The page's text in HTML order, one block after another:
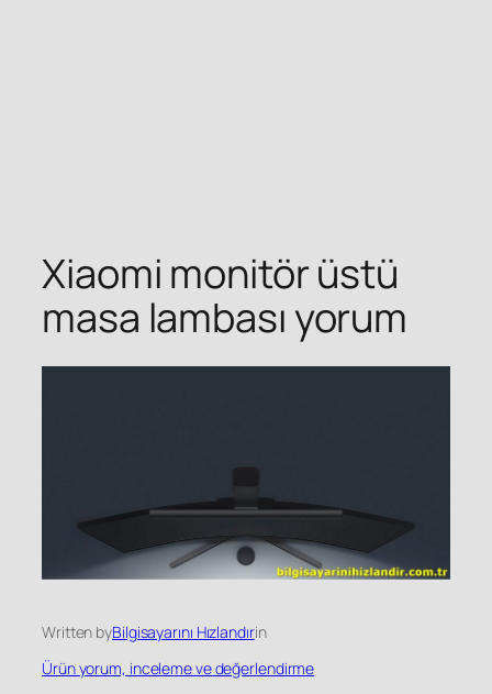
Xiaomi monitör üstü
masa lambası yorum
Written byBilgisayarını Hızlandırin
Ürün yorum, inceleme ve değerlendirme